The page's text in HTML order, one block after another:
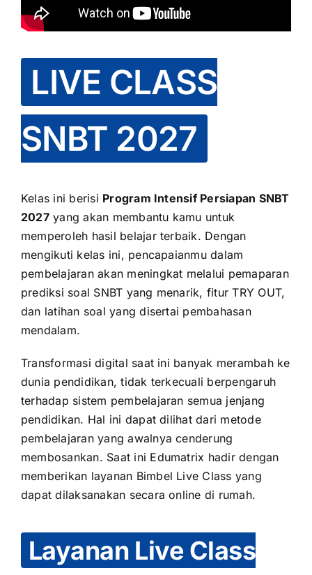
REGISTRATION
LIVE CLASS
SNBT 2027
Kelas ini berisi Program Intensif Persiapan SNBT
2027yang akan membantu kamu untuk
memperoleh hasil belajar terbaik. Dengan
mengikuti kelas ini, pencapaianmu dalam
pembelajaran akan meningkat melalui pemaparan
prediksi soal SNBT yang menarik, fitur TRY OUT,
dan latihan soal yang disertai pembahasan
mendalam.
Transformasi digital saat ini banyak merambah ke
dunia pendidikan, tidak terkecuali berpengaruh
terhadap sistem pembelajaran semua jenjang
pendidikan. Hal ini dapat dilihat dari metode
pembelajaran yang awalnya cenderung
membosankan. Saat ini Edumatrix hadir dengan
memberikan layanan Bimbel Live Class yang
dapat dilaksanakan secara online di rumah.
Layanan Live Class